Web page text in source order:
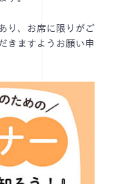
り、お席に限りがご
きますようお願い申